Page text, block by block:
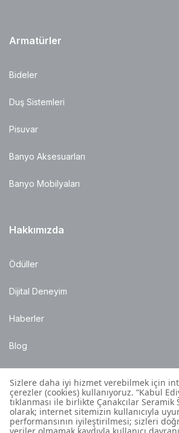
Armatürler
Bideler
Duş Sistemleri
Pisuvar
Banyo Aksesuarları
Banyo Mobilyaları
Hakkımızda
Ödüller
Dijital Deneyim
Haberler
Blog
Satış Noktaları
Montaj Bilgileri